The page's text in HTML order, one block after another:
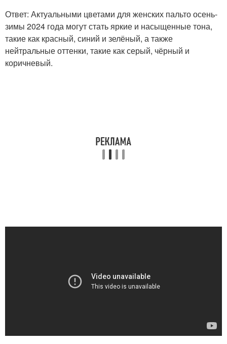
Ответ: Актуальными цветами для женских пальто осень-
зимы 2024 года могут стать яркие и насыщенные тона,
такие как красный, синий и зелёный, а также
нейтральные оттенки, такие как серый, чёрный и
коричневый.